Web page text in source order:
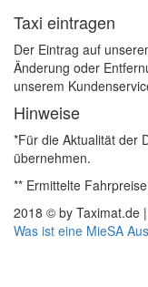
Taxi eintragen
Der Eintrag auf
Änderung oder
unserem
Hinweise
*Für die Aktualität der
übernehmen.
** Ermittelte
2018 © by Taximat.de |
Was ist eine MieSA